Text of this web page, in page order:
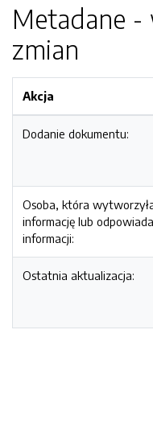
Metadane -
zmian
Akcja
Dodanie dokumentu:
Osoba, która
informację lub
informacji:
Ostatnia aktualizacja: